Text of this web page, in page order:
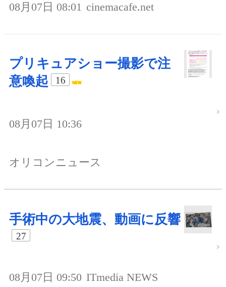
08月07日 08:01 cinemacafe.net
プリキュアショー撮影で注
意喚起
16
08月07日 10:36
オリコンニュース
手術中の大地震、動画に反響
27
08月07日 09:50 ITmedia NEWS